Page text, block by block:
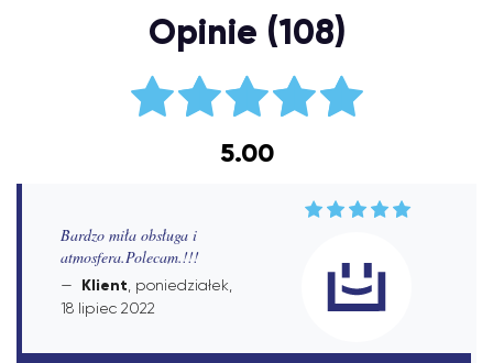
Opinie (108)
5.00
Bardzo miła obsługa i
atmosfera.Polecam.!!!
Klient , poniedziałek,
18 lipiec 2022